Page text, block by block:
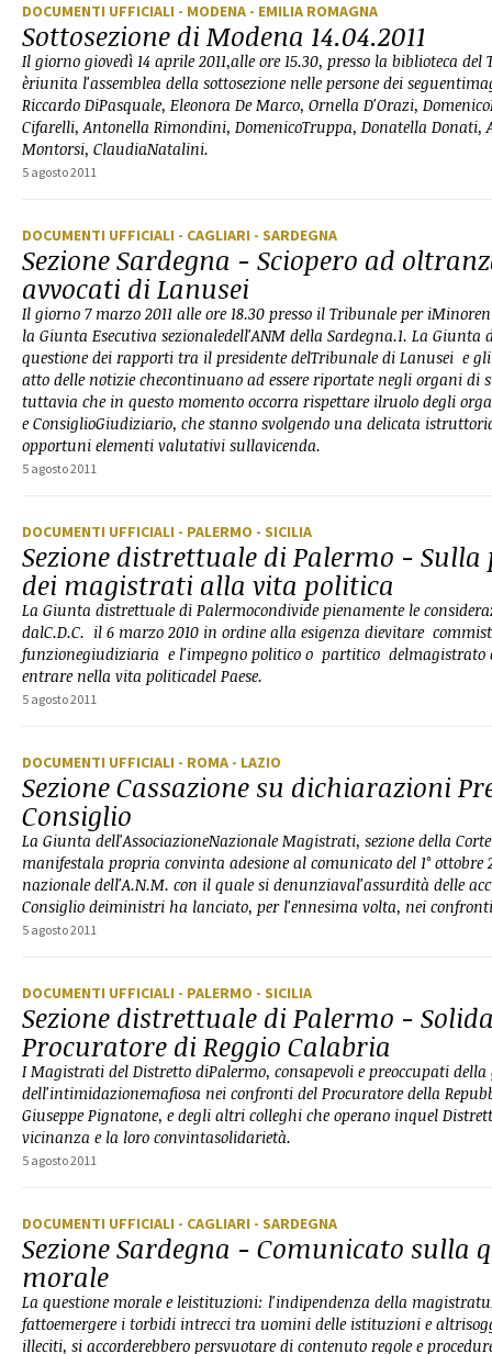
DOCUMENTI UFFICIALI - MODENA - EMILIA ROMAGNA
Sottosezione di Modena 14.04.2011
Il giorno giovedì 14 aprile 2011,alle ore 15.30, presso la biblioteca
èriunita l'assemblea della sottosezione nelle persone dei
Riccardo DiPasquale, Eleonora De Marco, Ornella D'Orazi,
Cifarelli, Antonella Rimondini, DomenicoTruppa, Donatella Donati,
Montorsi, ClaudiaNatalini.
5 agosto 2011
DOCUMENTI UFFICIALI - CAGLIARI - SARDEGNA
Sezione Sardegna - Sciopero ad
avvocati di Lanusei
Il giorno 7 marzo 2011 alle ore 18.30 presso il Tribunale per
la Giunta Esecutiva sezionaledell'ANM della Sardegna.1. La Giunta
questione dei rapporti tra il presidente delTribunale di Lanusei e gli
atto delle notizie checontinuano ad essere riportate negli organi di
tuttavia che in questo momento occorra rispettare ilruolo degli
e ConsiglioGiudiziario, che stanno svolgendo una delicata
opportuni elementi valutativi sullavicenda.
5 agosto 2011
DOCUMENTI UFFICIALI - PALERMO - SICILIA
Sezione distrettuale di Palermo -
dei magistrati alla vita politica
La Giunta distrettuale di Palermocondivide pienamente le
dalC.D.C. il 6 marzo 2010 in ordine alla esigenza dievitare
funzionegiudiziaria e l'impegno politico o partitico delmagistrato
entrare nella vita politicadel Paese.
5 agosto 2011
DOCUMENTI UFFICIALI - ROMA - LAZIO
Sezione Cassazione su dichiarazioni
Consiglio
La Giunta dell'AssociazioneNazionale Magistrati, sezione della
manifestala propria convinta adesione al comunicato del 1° ottobre
nazionale dell'A.N.M. con il quale si denunziaval'assurdità delle
Consiglio deiministri ha lanciato, per l'ennesima volta, nei
5 agosto 2011
DOCUMENTI UFFICIALI - PALERMO - SICILIA
Sezione distrettuale di Palermo -
Procuratore di Reggio Calabria
I Magistrati del Distretto diPalermo, consapevoli e preoccupati
dell'intimidazionemafiosa nei confronti del Procuratore della
Giuseppe Pignatone, e degli altri colleghi che operano inquel
vicinanza e la loro convintasolidarietà.
5 agosto 2011
DOCUMENTI UFFICIALI - CAGLIARI - SARDEGNA
Sezione Sardegna - Comunicato sulla
morale
La questione morale e leistituzioni: l'indipendenza della
fattoemergere i torbidi intrecci tra uomini delle istituzioni e
illeciti, si accorderebbero persvuotare di contenuto regole e